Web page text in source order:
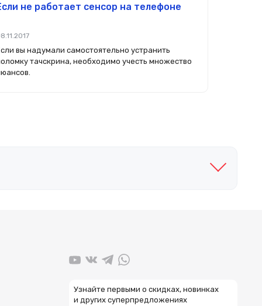
не работает сенсор на телефоне
вы надумали самостоятельно устранить
тачскрина, необходимо учесть множество
Узнайте первыми о скидках, новинках
и других суперпредложениях